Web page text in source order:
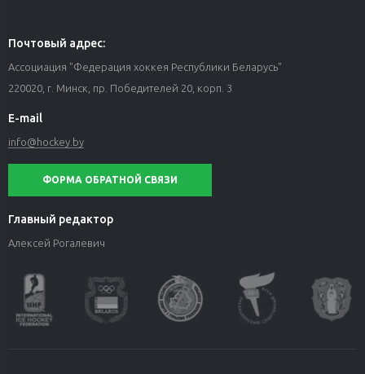
Почтовый адрес:
Ассоциация "Федерация хоккея Республики Беларусь"
220020, г. Минск, пр. Победителей 20, корп. 3
E-mail
info@hockey.by
ФОРМА ОБРАТНОЙ СВЯЗИ
Главный редактор
Алексей Рогалевич